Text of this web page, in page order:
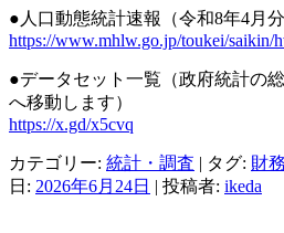
●人口動態統計速報（令和8年4月分
https://www.mhlw.go.jp/toukei/saikin/
●データセット一覧（政府統計の
へ移動します）
https://x.gd/x5cvq
カテゴリー: 統計・調査 | タグ: 財
日: 2026年6月24日 | 投稿者: ikeda